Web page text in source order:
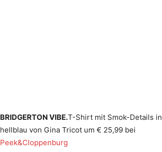
BRIDGERTON VIBE.T-Shirt mit Smok-Details in
hellblau von Gina Tricot um € 25,99 bei
Peek&Cloppenburg